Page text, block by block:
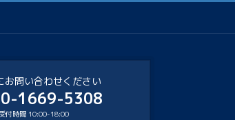
お問い合わせください
1669-5308
受付時間 10:00-18:00